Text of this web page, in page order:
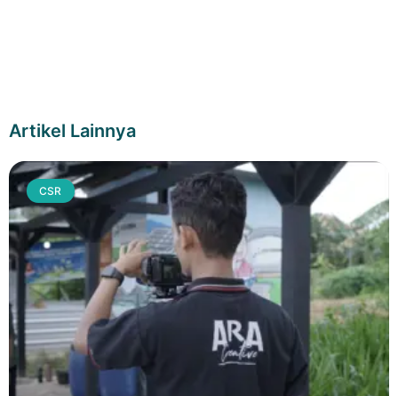
Artikel Lainnya
CSR